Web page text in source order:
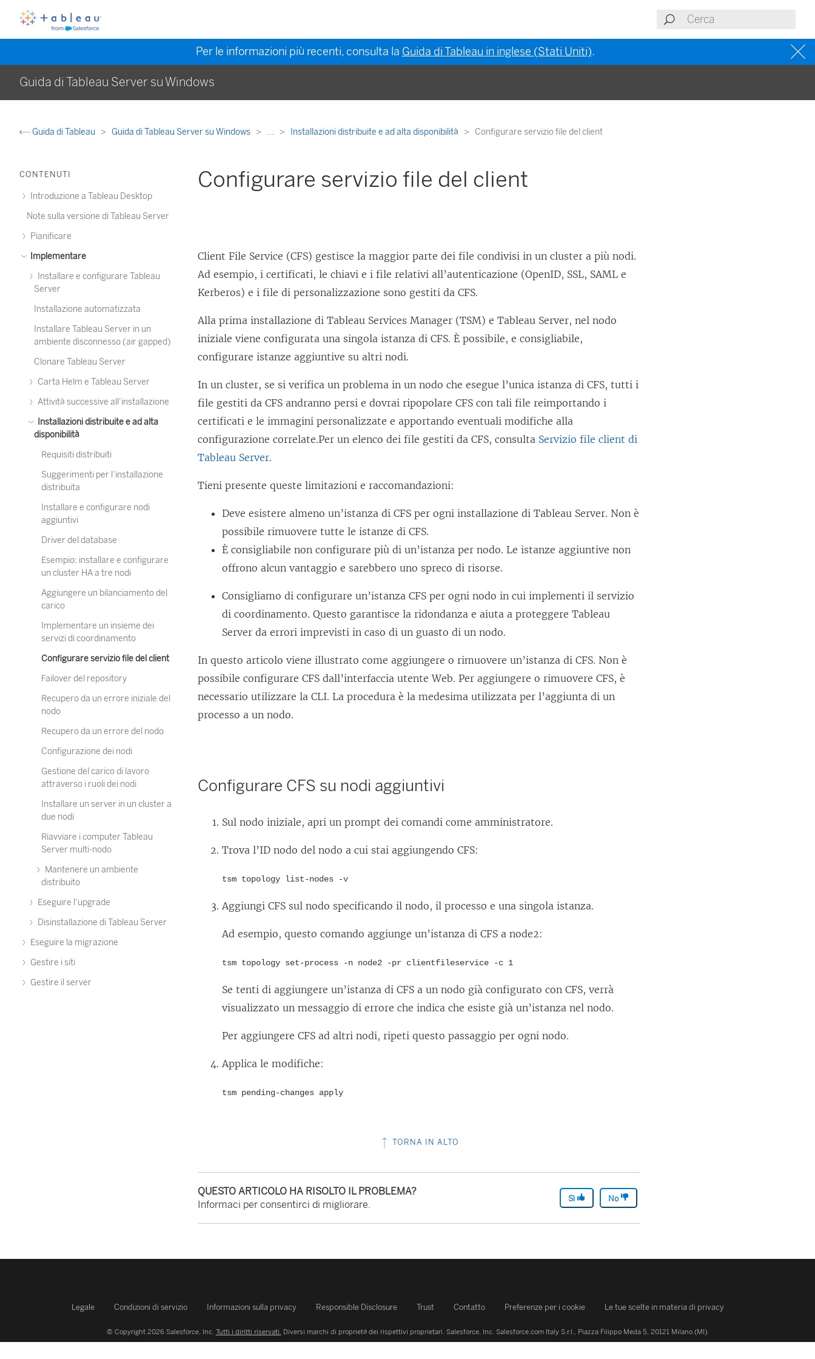
Per le informazioni più recenti, consulta la Guida di Tableau in inglese (Stati Uniti).
Guida di Tableau Server su Windows
Guida di Tableau Guida di Tableau Server su Windows ... Installazioni distribuite e ad alta disponibilità Configurare servizio file del client
CONTENUTI
Introduzione a Tableau Desktop
Note sulla versione di Tableau Server
Pianificare
Implementare
Installare e configurare Tableau
Server
Installazione automatizzata
Installare Tableau Server in un
ambiente disconnesso (air gapped)
Clonare Tableau Server
Carta Helm e Tableau Server
Attività successive all’installazione
Installazioni distribuite e ad alta
disponibilità
Requisiti distribuiti
Suggerimenti per l’installazione
distribuita
Installare e configurare nodi
aggiuntivi
Driver del database
Esempio: installare e configurare
un cluster HA a tre nodi
Aggiungere un bilanciamento del
carico
Implementare un insieme dei
servizi di coordinamento
Configurare servizio file del client
Failover del repository
Recupero da un errore iniziale del
nodo
Recupero da un errore del nodo
Configurazione dei nodi
Gestione del carico di lavoro
attraverso i ruoli dei nodi
Installare un server in un cluster a
due nodi
Riavviare i computer Tableau
Server multi-nodo
Mantenere un ambiente
distribuito
Eseguire l’upgrade
Disinstallazione di Tableau Server
Eseguire la migrazione
Gestire i siti
Gestire il server
Configurare servizio file del client
Client File Service (CFS) gestisce la maggior parte dei file condivisi in un cluster a più nodi.
Ad esempio, i certificati, le chiavi e i file relativi all’autenticazione (OpenID, SSL, SAML e
Kerberos) e i file di personalizzazione sono gestiti da CFS.
Alla prima installazione di Tableau Services Manager (TSM) e Tableau Server, nel nodo
iniziale viene configurata una singola istanza di CFS. È possibile, e consigliabile,
configurare istanze aggiuntive su altri nodi.
In un cluster, se si verifica un problema in un nodo che esegue l’unica istanza di CFS, tutti i
file gestiti da CFS andranno persi e dovrai ripopolare CFS con tali file reimportando i
certificati e le immagini personalizzate e apportando eventuali modifiche alla
configurazione correlate.Per un elenco dei file gestiti da CFS, consulta Servizio file client di
Tableau Server.
Tieni presente queste limitazioni e raccomandazioni:
Deve esistere almeno un’istanza di CFS per ogni installazione di Tableau Server. Non è
possibile rimuovere tutte le istanze di CFS.
È consigliabile non configurare più di un’istanza per nodo. Le istanze aggiuntive non
offrono alcun vantaggio e sarebbero uno spreco di risorse.
Consigliamo di configurare un’istanza CFS per ogni nodo in cui implementi il servizio
di coordinamento. Questo garantisce la ridondanza e aiuta a proteggere Tableau
Server da errori imprevisti in caso di un guasto di un nodo.
In questo articolo viene illustrato come aggiungere o rimuovere un’istanza di CFS. Non è
possibile configurare CFS dall’interfaccia utente Web. Per aggiungere o rimuovere CFS, è
necessario utilizzare la CLI. La procedura è la medesima utilizzata per l’aggiunta di un
processo a un nodo.
Configurare CFS su nodi aggiuntivi
Sul nodo iniziale, apri un prompt dei comandi come amministratore.
Trova l’ID nodo del nodo a cui stai aggiungendo CFS:
tsm topology list-nodes -v
Aggiungi CFS sul nodo specificando il nodo, il processo e una singola istanza.
Ad esempio, questo comando aggiunge un’istanza di CFS a node2:
tsm topology set-process -n node2 -pr clientfileservice -c 1
Se tenti di aggiungere un’istanza di CFS a un nodo già configurato con CFS, verrà
visualizzato un messaggio di errore che indica che esiste già un’istanza nel nodo.
Per aggiungere CFS ad altri nodi, ripeti questo passaggio per ogni nodo.
Applica le modifiche:
tsm pending-changes apply
TORNA IN ALTO
QUESTO ARTICOLO HA RISOLTO IL PROBLEMA?
Informaci per consentirci di migliorare.
Sì No
Legale Condizioni di servizio Informazioni sulla privacy Responsible Disclosure Trust Contatto Preferenze per i cookie Le tue scelte in materia di privacy
© Copyright 2026 Salesforce, Inc. Tutti i diritti riservati. Diversi marchi di proprietà dei rispettivi proprietari. Salesforce, Inc. Salesforce.com Italy S.r.l., Piazza Filippo Meda 5, 20121 Milano (MI).